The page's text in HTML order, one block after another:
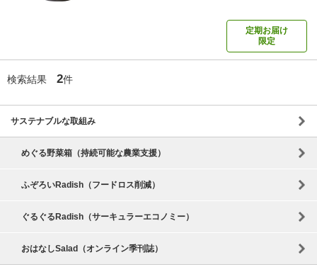
定期お届け
限定
検索結果 2件
サステナブルな取組み
めぐる野菜箱（持続可能な農業支援）
ふぞろいRadish（フードロス削減）
ぐるぐるRadish（サーキュラーエコノミー）
おはなしSalad（オンライン季刊誌）